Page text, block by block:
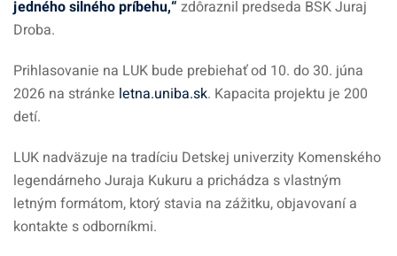
jedného silného príbehu,“ zdôraznil predseda BSK Juraj
Droba.
Prihlasovanie na LUK bude prebiehať od 10. do 30. júna
2026 na stránke letna.uniba.sk. Kapacita projektu je 200
detí.
LUK nadväzuje na tradíciu Detskej univerzity Komenského
legendárneho Juraja Kukuru a prichádza s vlastným
letným formátom, ktorý stavia na zážitku, objavovaní a
kontakte s odborníkmi.